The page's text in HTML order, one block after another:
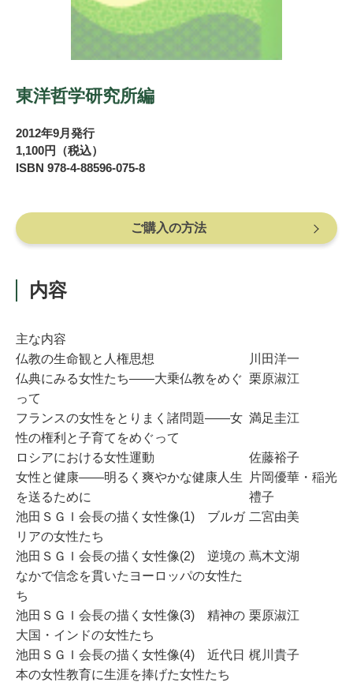
東洋哲学研究所編
2012年9月発行
1,100円（税込）
ISBN 978-4-88596-075-8
ご購入の方法
内容
主な内容
仏教の生命観と人権思想
川田洋一
仏典にみる女性たち――大乗仏教をめぐ
って
栗原淑江
フランスの女性をとりまく諸問題――女
性の権利と子育てをめぐって
満足圭江
ロシアにおける女性運動
佐藤裕子
女性と健康――明るく爽やかな健康人生
を送るために
片岡優華・稲光
禮子
池田ＳＧＩ会長の描く女性像(1) ブルガ
リアの女性たち
二宮由美
池田ＳＧＩ会長の描く女性像(2) 逆境の
なかで信念を貫いたヨーロッパの女性た
ち
蔦木文湖
池田ＳＧＩ会長の描く女性像(3) 精神の
大国・インドの女性たち
栗原淑江
池田ＳＧＩ会長の描く女性像(4) 近代日
本の女性教育に生涯を捧げた女性たち
梶川貴子